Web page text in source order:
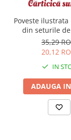
Poveste ilustrata
din seturile
35,29
20,12
IN
ADAUGA